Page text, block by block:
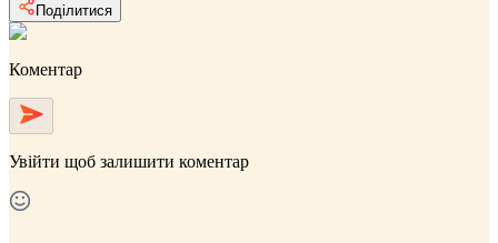
Поділитися
Коментар
Увійти щоб залишити коментар